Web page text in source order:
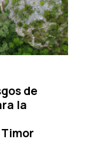
de
la